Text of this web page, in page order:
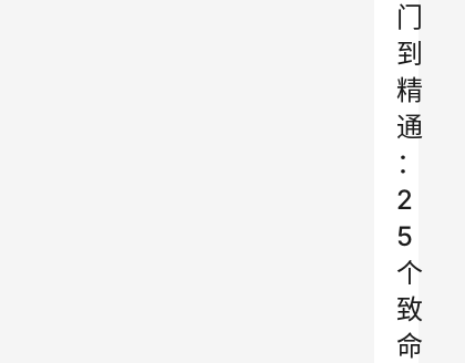
门
到
精
通
：
2
5
个
致
命